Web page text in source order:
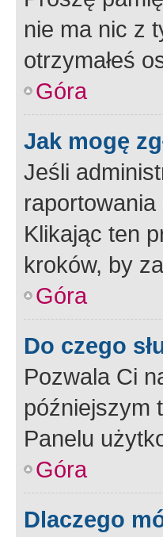
nie ma nic z
otrzymałeś
Góra
Jak mogę
Jeśli
Klikając ten
kroków, by
Góra
Do czego
Pozwala Ci
późniejszym
Panelu
Góra
Dlaczego